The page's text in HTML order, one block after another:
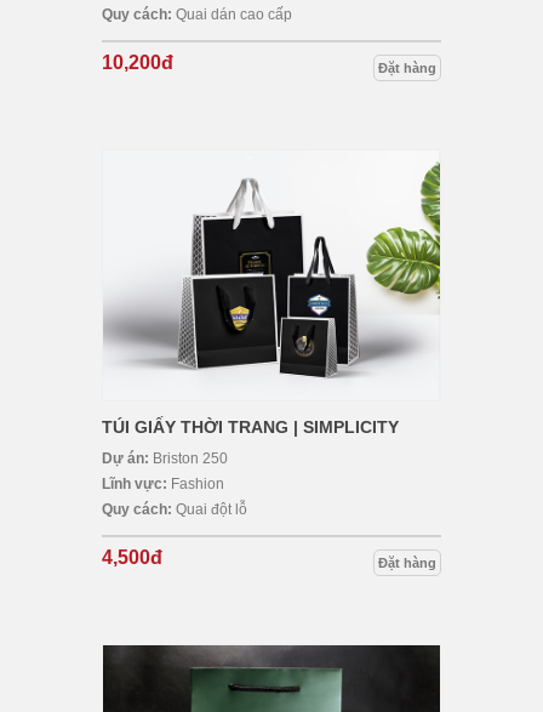
Quy cách: Quai dán cao cấp
10,200đ Đặt hàng
TÚI GIẤY THỜI TRANG | SIMPLICITY
Dự án: Briston 250
Lĩnh vực: Fashion
Quy cách: Quai đột lỗ
4,500đ Đặt hàng